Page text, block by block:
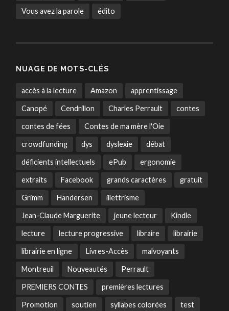
Vous avez la parole édito
NUAGE DE MOTS-CLÉS
accès à la lecture Amazon apprentissage
Canopé Cendrillon Charles Perrault contes
contes de fées Contes de ma mère l'Oie
crowdfunding dys dyslexie débat
déficients intellectuels ePub ergonomie
extraits Facebook grands caractères gratuit
Grimm Handersen illettrisme
Jean-Claude Marguerite jeune lecteur Kindle
lecture lecture progressive libraire librairie
librairie en ligne Livres-Accès malvoyants
Montreuil Nouveautés Perrault
PREMIERS CONTES premières lectures
Promotion soutien syllabes colorées test